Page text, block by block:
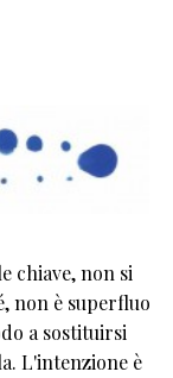
chiave, non si
non è superfluo
a sostituirsi
L'intenzione è